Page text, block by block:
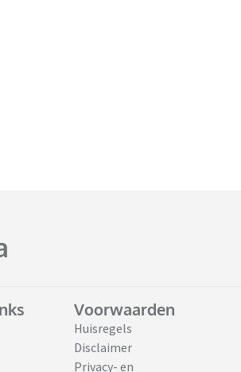
Voorwaarden
Huisregels
Disclaimer
Privacy- en